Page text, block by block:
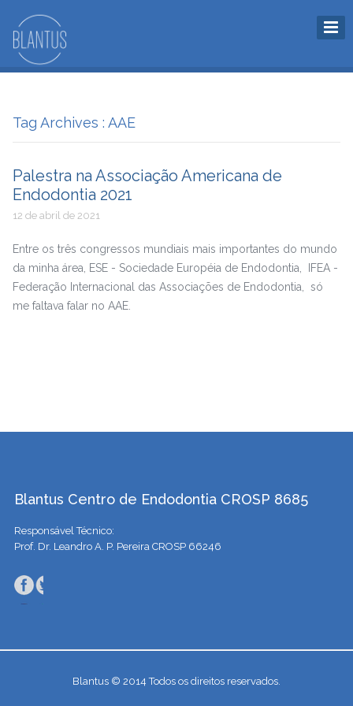
Tag Archives : AAE
Palestra na Associação Americana de
Endodontia 2021
12 de abril de 2021
Entre os três congressos mundiais mais importantes do mundo
da minha área, ESE - Sociedade Européia de Endodontia, IFEA -
Federação Internacional das Associações de Endodontia, só
me faltava falar no AAE.
Blantus Centro de Endodontia CROSP 8685
Responsável Técnico:
Prof. Dr. Leandro A. P. Pereira CROSP 66246
Blantus © 2014 Todos os direitos reservados.